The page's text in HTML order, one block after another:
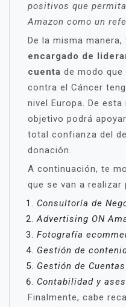
positivos que
Amazon como un
De la misma
encargado de
cuenta de modo
contra el Cáncer
nivel Europa. De
objetivo podrá
total confianza del
donación.
A continuación, te
que se van a realizar
Consultoría de
Advertising ON
Fotografía
Gestión de
Gestión de
Contabilidad y
Finalmente, cabe